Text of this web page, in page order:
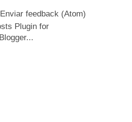
Enviar feedback (Atom)